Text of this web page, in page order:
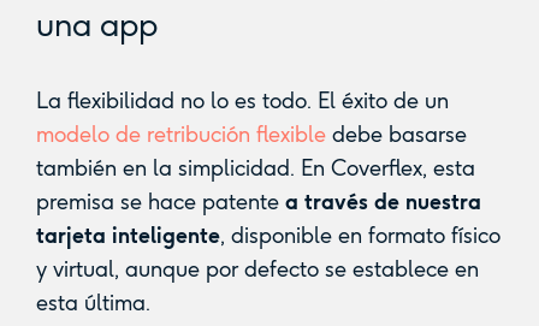
una app
La flexibilidad no lo es todo. El éxito de un
modelo de retribución flexibledebe basarse
también en la simplicidad. En Coverflex, esta
premisa se hace patente a través de nuestra
tarjeta inteligente, disponible en formato físico
y virtual, aunque por defecto se establece en
esta última.